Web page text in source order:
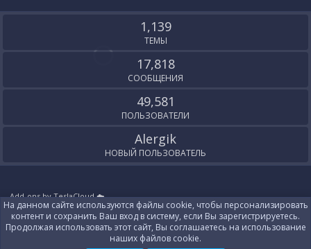
S
1,139
ТЕМЫ
17,818
СООБЩЕНИЯ
49,581
ПОЛЬЗОВАТЕЛИ
Alergik
НОВЫЙ ПОЛЬЗОВАТЕЛЬ
Add-ons by TeslaCloud ☁️
Локализация отXenForo.Info
Контакты
На данном сайте используются файлы cookie, чтобы персонализировать
контент и сохранить Ваш вход в систему, если Вы зарегистрируетесь.
Продолжая использовать этот сайт, Вы соглашаетесь на использование
наших файлов cookie.